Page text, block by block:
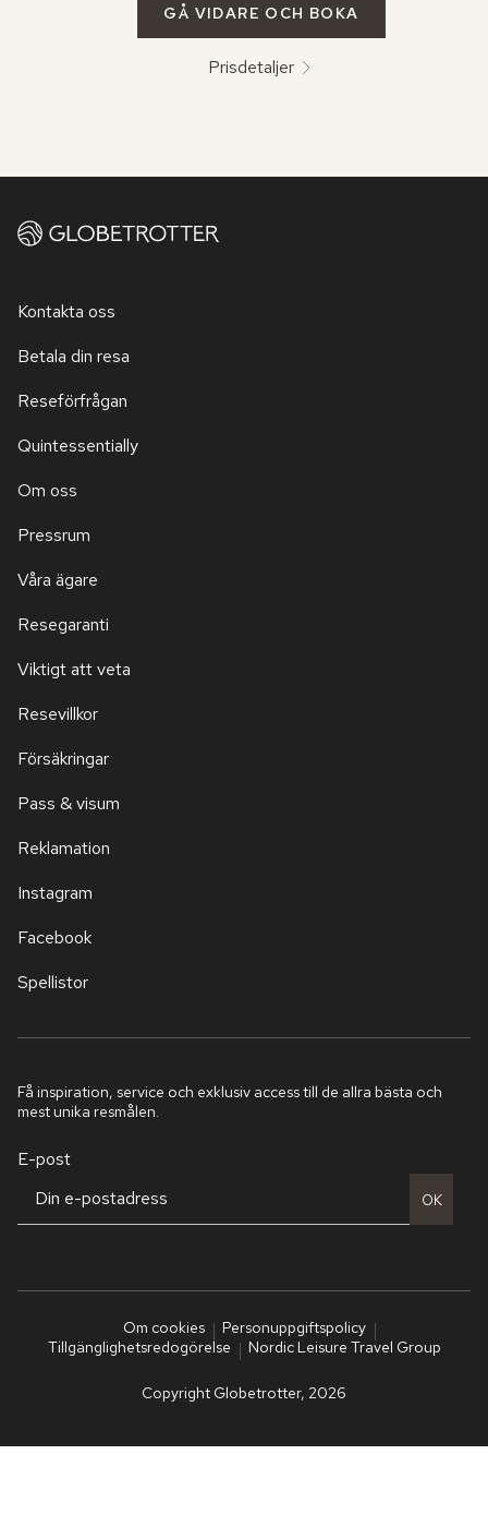
GÅ VIDARE OCH BOKA
Prisdetaljer
Kontakta oss
Betala din resa
Reseförfrågan
Quintessentially
Om oss
Pressrum
Våra ägare
Resegaranti
Viktigt att veta
Resevillkor
Försäkringar
Pass & visum
Reklamation
Instagram
Facebook
Spellistor
Få inspiration, service och exklusiv access till de allra bästa och
mest unika resmålen.
E-post
OK
Om cookies
Personuppgiftspolicy
Tillgänglighetsredogörelse
Nordic Leisure Travel Group
Copyright Globetrotter, 2026